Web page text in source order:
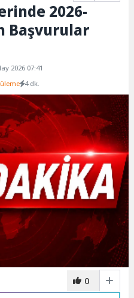
2026-
Başvurular
2026 07:41
4 dk.
0